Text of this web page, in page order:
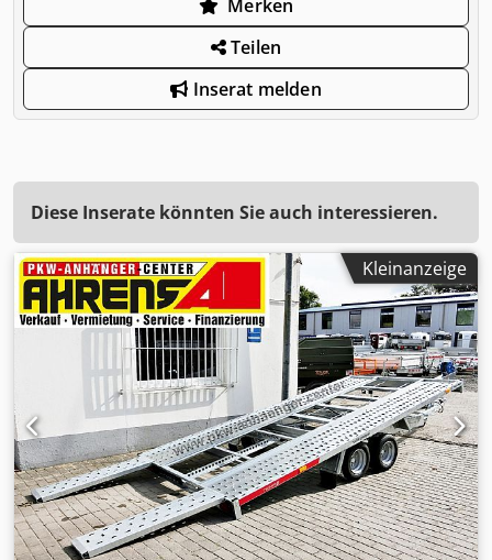
Merken
Teilen
Inserat melden
Diese Inserate könnten Sie auch interessieren.
Kleinanzeige